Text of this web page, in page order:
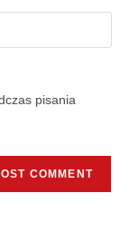
pisania